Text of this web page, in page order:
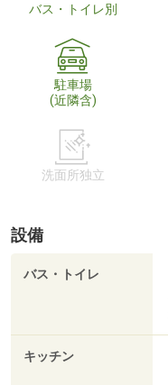
バス・トイレ別
駐車場
(近隣含)
洗面所独立
設備
バス・トイレ
キッチン